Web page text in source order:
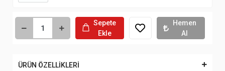
Sepete
Ekle
Hemen
Al
ÜRÜN ÖZELLİKLERİ